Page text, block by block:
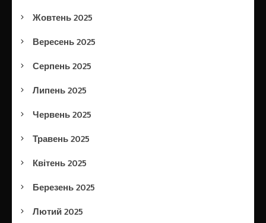
Жовтень 2025
Вересень 2025
Серпень 2025
Липень 2025
Червень 2025
Травень 2025
Квітень 2025
Березень 2025
Лютий 2025